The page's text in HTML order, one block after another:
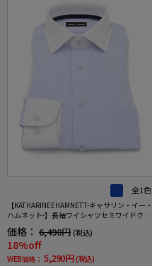
全1色
【KATHARINEEHAMNETT-キャサリン・イー・
ハムネット-】長袖ワイシャツセミワイドクレ
リック360°ストレッチ吸水速乾無地通年
価格： 6,490円 (税込)
18%off
WEB価格： 5,290円 (税込)